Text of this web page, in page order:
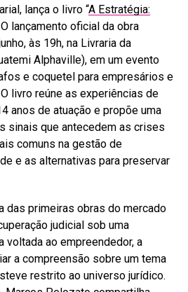
lança o livro “A Estratégia:
O lançamento oficial da obra
às 19h, na Livraria da
Alphaville), em um evento
e coquetel para empresários e
livro reúne as experiências de
anos de atuação e propõe uma
sinais que antecedem as crises
comuns na gestão de
e as alternativas para preservar
das primeiras obras do mercado
judicial sob uma
ao empreendedor, a
a compreensão sobre um tema
restrito ao universo jurídico.